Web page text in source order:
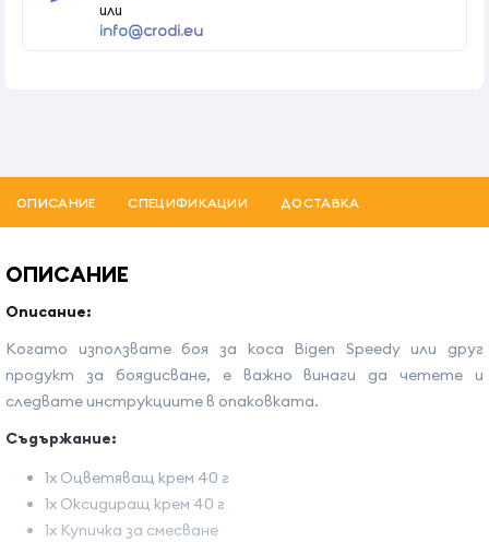
или
info@crodi.eu
ОПИСАНИЕ СПЕЦИФИКАЦИИ ДОСТАВКА
ОПИСАНИЕ
Описание:
Когато използвате боя за коса Bigen Speedy или друг
продукт за боядисване, е важно винаги да четете и
следвате инструкциите в опаковката.
Съдържание:
1x Оцветяващ крем 40 г
1x Оксидиращ крем 40 г
1x Купичка за смесване